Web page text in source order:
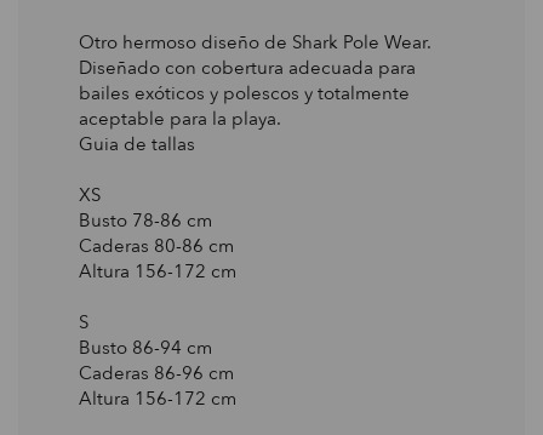
Otro hermoso diseño de Shark Pole Wear.
Diseñado con cobertura adecuada para
bailes exóticos y polescos y totalmente
aceptable para la playa.
Guia de tallas
XS
Busto 78-86 сm
Caderas 80-86 сm
Altura 156-172 сm
S
Busto 86-94 сm
Caderas 86-96 сm
Altura 156-172 сm